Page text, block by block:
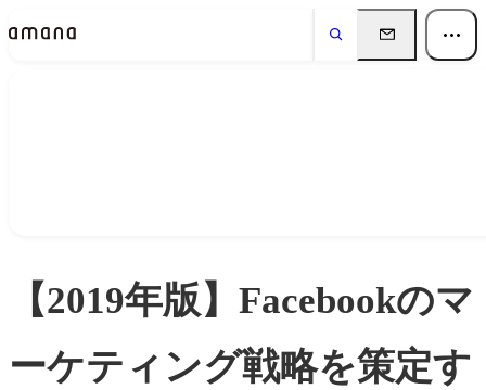
【2019年版】Facebookのマ
ーケティング戦略を策定す